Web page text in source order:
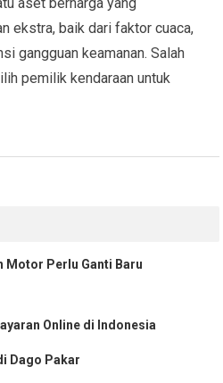
ekstra, baik dari faktor cuaca,
gangguan keamanan. Salah
pemilik kendaraan untuk
Motor Perlu Ganti Baru
Online di Indonesia
Dago Pakar